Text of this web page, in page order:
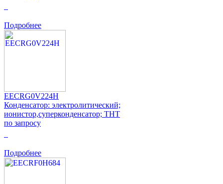
Подробнее
EECRG0V224H
Конденсатор: электролитический;
ионистор,суперконденсатор; THT
по запросу
Подробнее